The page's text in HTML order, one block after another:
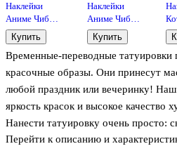
Временные-переводные татуировки
красочные образы. Они принесут
любой праздник или вечеринку!
яркость красок и высокое качество
Нанести татуировку очень просто:
приложи рисунок лицевой стороной
Перейти к описанию и
Наклейки
Аниме Чиби
Девочка /
Мальчик для
гаджетов
6х13см
Купить
Наклейки
Аниме Чиби
Мальчик/
Мальчик для
гаджетов
6х13см
Купить